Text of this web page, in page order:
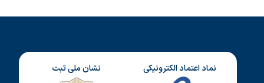
نماد اعتماد الکترونیکی نشان ملی ثبت